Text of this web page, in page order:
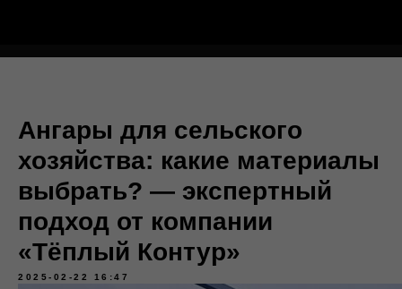
Ангары для сельского
хозяйства: какие материалы
выбрать? — экспертный
подход от компании
«Тёплый Контур»
2025-02-22 16:47